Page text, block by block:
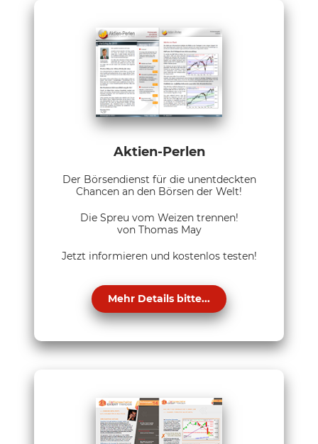
Aktien-Perlen
Der Börsendienst für die unentdeckten
Chancen an den Börsen der Welt!
Die Spreu vom Weizen trennen!
von Thomas May
Jetzt informieren und kostenlos testen!
Mehr Details bitte...